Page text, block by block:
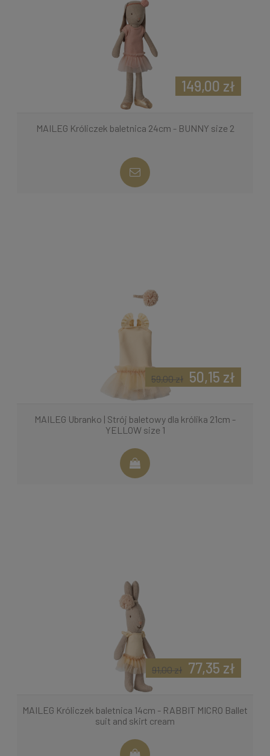
MAILEG Króliczek baletnica 24cm - BUNNY size 2
149,00 zł
MAILEG Ubranko | Strój baletowy dla królika 21cm -
YELLOW size 1
50,15 zł
59,00 zł
MAILEG Króliczek baletnica 14cm - RABBIT MICRO Ballet
suit and skirt cream
77,35 zł
91,00 zł